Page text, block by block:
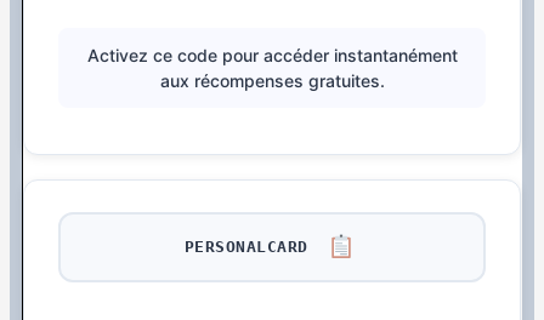
Activez ce code pour accéder instantanément
aux récompenses gratuites.
PERSONALCARD